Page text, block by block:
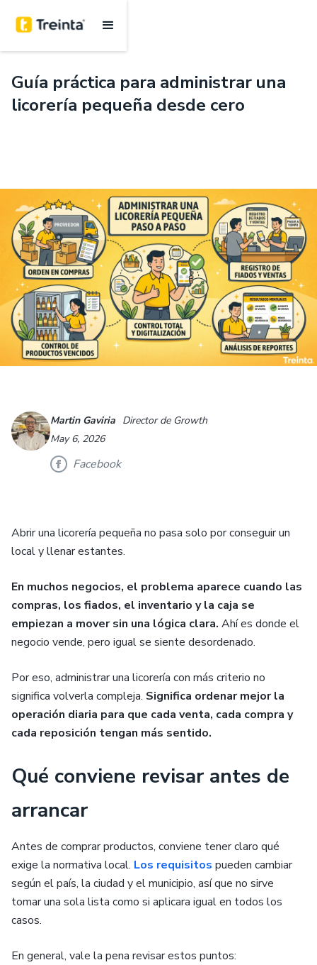
Guía práctica para administrar una
licorería pequeña desde cero
Martin Gaviria Director de Growth
May 6, 2026
Facebook
Abrir una licorería pequeña no pasa solo por conseguir un
local y llenar estantes.
En muchos negocios, el problema aparece cuando las
compras, los fiados, el inventario y la caja se
empiezan a mover sin una lógica clara. Ahí es donde el
negocio vende, pero igual se siente desordenado.
Por eso, administrar una licorería con más criterio no
significa volverla compleja. Significa ordenar mejor la
operación diaria para que cada venta, cada compra y
cada reposición tengan más sentido.
Qué conviene revisar antes de
arrancar
Antes de comprar productos, conviene tener claro qué
exige la normativa local. Los requisitos pueden cambiar
según el país, la ciudad y el municipio, así que no sirve
tomar una sola lista como si aplicara igual en todos los
casos.
En general, vale la pena revisar estos puntos: